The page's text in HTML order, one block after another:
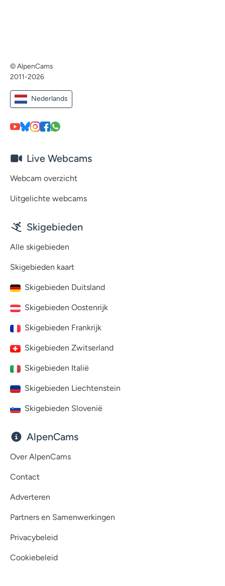
© AlpenCams
2011-2026
Nederlands
Live Webcams
Webcam overzicht
Uitgelichte webcams
Skigebieden
Alle skigebieden
Skigebieden kaart
Skigebieden Duitsland
Skigebieden Oostenrijk
Skigebieden Frankrijk
Skigebieden Zwitserland
Skigebieden Italië
Skigebieden Liechtenstein
Skigebieden Slovenië
AlpenCams
Over AlpenCams
Contact
Adverteren
Partners en Samenwerkingen
Privacybeleid
Cookiebeleid